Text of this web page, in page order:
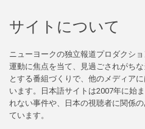
サイトについて
ニューヨークの独立報道プロダクシ
運動に焦点を当て、見過ごされがち
とする番組づくりで、他のメディア
います。日本語サイトは2007年に始
れない事件や、日本の視聴者に関係
ています。